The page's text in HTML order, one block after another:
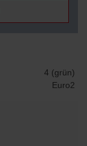
4 (grün)
Euro2